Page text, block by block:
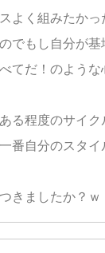
よく組みたかっ
でもし自分が基
てだ！のような
る程度のサイク
番自分のスタ
きましたか？ｗ